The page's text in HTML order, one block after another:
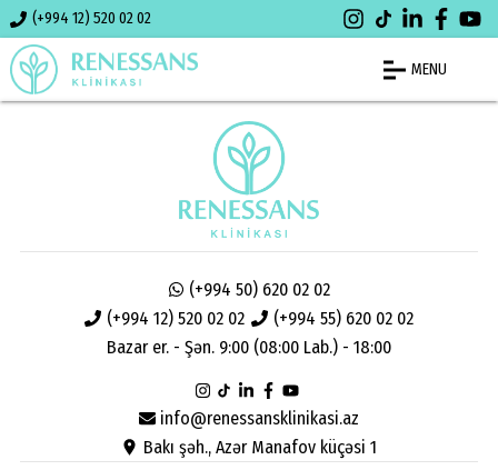
(+994 12) 520 02 02
MENU
info@renessansklinikasi.az
Bakı şəh., Azər Manafov küçəsi 1
(+994 12) 520 02 02 (+994 55) 620 02 02
(+994 50) 620 02 02
Bazar er. - Şən. 9:00 (08:00 Lab.) - 18:00